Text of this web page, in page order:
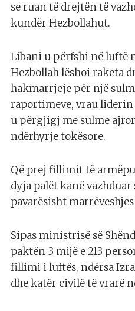
se ruan të drejtën të
kundër Hezbollahut.
Libani u përfshi në luftë
Hezbollah lëshoi raketa
hakmarrjeje për një
raportimeve, vrau
u përgjigj me sulme
ndërhyrje tokësore.
Që prej fillimit të
dyja palët kanë
pavarësisht
Sipas ministrisë së
paktën 3 mijë e 213
fillimi i luftës, ndërsa
dhe katër civilë të vrarë